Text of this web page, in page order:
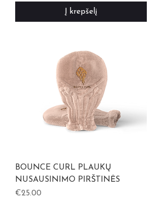
Į krepšelį
BOUNCE CURL PLAUKŲ
NUSAUSINIMO PIRŠTINĖS
Kaina
€25.00